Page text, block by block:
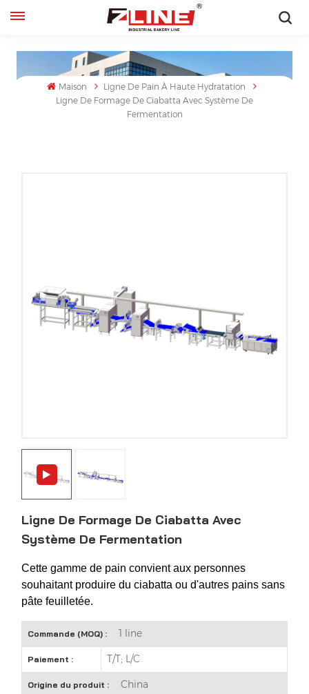
Maison
Ligne De Pain À Haute Hydratation
Ligne De Formage De Ciabatta Avec Système De
Fermentation
Ligne De Formage De Ciabatta Avec
Système De Fermentation
Cette gamme de pain convient aux personnes
souhaitant produire du ciabatta ou d'autres pains sans
pâte feuilletée.
Commande (MOQ) : 1 line
Paiement : T/T; L/C
Origine du produit : China